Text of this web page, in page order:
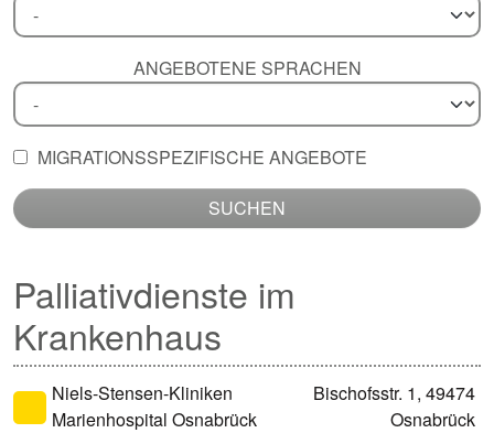
ANGEBOTENE SPRACHEN
MIGRATIONSSPEZIFISCHE ANGEBOTE
SUCHEN
Palliativdienste im
Krankenhaus
Niels-Stensen-Kliniken
Marienhospital Osnabrück
Bischofsstr. 1, 49474
Osnabrück